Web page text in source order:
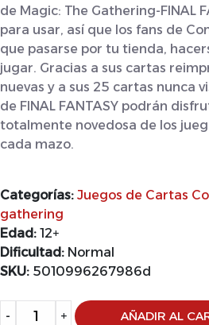
de Magic: The Gathering-FINAL
para usar, así que los fans de
que pasarse por tu tienda,
jugar. Gracias a sus cartas
nuevas y a sus 25 cartas nunca
de FINAL FANTASY podrán
totalmente novedosa de los
cada mazo.
Categorías: Juegos de Cartas
gathering
Edad: 12+
Dificultad: Normal
SKU: 5010996267986d
- + AÑADIR AL
Alternative: